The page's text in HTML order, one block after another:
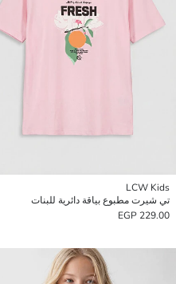
LCW Kids
تي شيرت مطبوع بياقة دائرية للبنات
229.00 EGP